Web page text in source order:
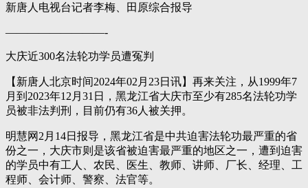
新唐人电视台记者李梅、田原综合报导
—————————-
大庆近300名法轮功学员遭冤判
【新唐人北京时间2024年02月23日讯】再来关注，从1999年7
月到2023年12月31日，黑龙江省大庆市至少有285名法轮功学
员被非法判刑，目前仍有36人被关押。
明慧网2月14日报导，黑龙江省是中共迫害法轮功最严重的省
份之一，大庆市则是该省被迫害最严重的地区之一，遭到迫害
的学员中有工人、农民、医生、教师、讲师、厂长、经理、工
程师、会计师、警察、法官等。